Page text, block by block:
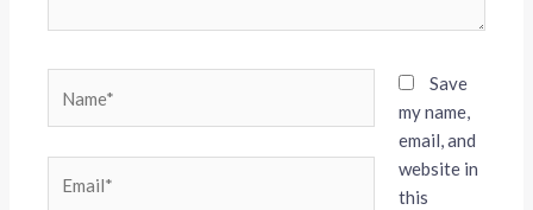
Save
my name,
email, and
website in
this